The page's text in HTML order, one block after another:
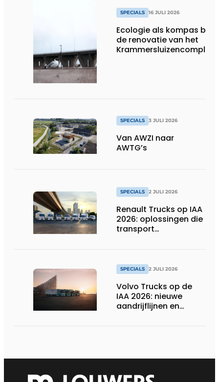
SPECIALS 16 JULI 2026
Ecologie als kompas bij
de renovatie van het
Krammersluizencomplex
SPECIALS 3 JULI 2026
Van AWZI naar
AWTG’s
SPECIALS 2 JULI 2026
Renault Trucks op IAA
2026: oplossingen die
transport
SPECIALS 2 JULI 2026
Volvo Trucks op de
IAA 2026: nieuwe
aandrijflijnen en